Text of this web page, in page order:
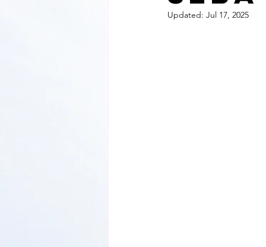
Updated: Jul 17, 2025